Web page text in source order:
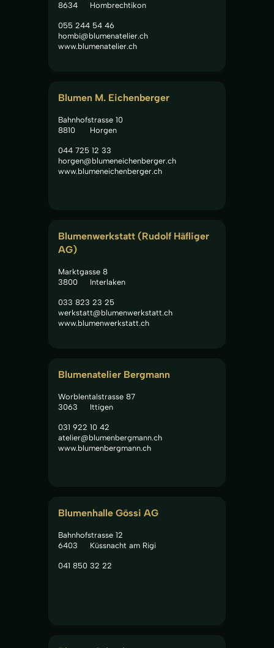
8634
Hombrechtikon
055 244 54 46
hombi@blumenatelier.ch
www.blumenatelier.ch
Blumen M. Eichenberger
Bahnhofstrasse 10
8810
Horgen
044 725 12 33
horgen@blumeneichenberger.ch
www.blumeneichenberger.ch
Blumenwerkstatt (Rudolf Häfliger
AG)
Marktgasse 8
3800
Interlaken
033 823 23 25
werkstatt@blumenwerkstatt.ch
www.blumenwerkstatt.ch
Blumenatelier Bergmann
Worblentalstrasse 87
3063
Ittigen
031 922 10 42
atelier@blumenbergmann.ch
www.blumenbergmann.ch
Blumenhalle Gössi AG
Bahnhofstrasse 12
6403
Küssnacht am Rigi
041 850 32 22